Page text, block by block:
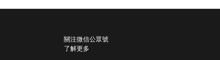
關注微信公眾號
了解更多